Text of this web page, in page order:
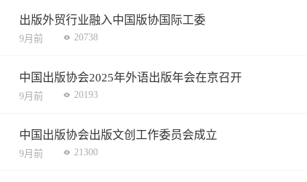
出版外贸行业融入中国版协国际工委
9月前 20738
中国出版协会2025年外语出版年会在京召开
9月前 20193
中国出版协会出版文创工作委员会成立
9月前 21300